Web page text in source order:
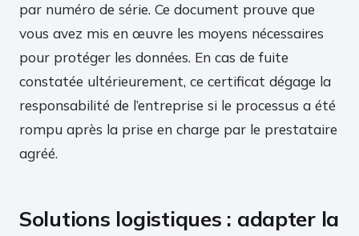
par numéro de série. Ce document prouve que
vous avez mis en œuvre les moyens nécessaires
pour protéger les données. En cas de fuite
constatée ultérieurement, ce certificat dégage la
responsabilité de l’entreprise si le processus a été
rompu après la prise en charge par le prestataire
agréé.
Solutions logistiques : adapter la